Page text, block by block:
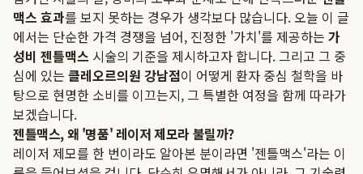
맥스 효과를 보지 못하는 경우가 생각보다 많습니다. 오늘 이 글
에서는 단순한 가격 경쟁을 넘어, 진정한 '가치'를 제공하는 가
성비 젠틀맥스 시술의 기준을 제시하고자 합니다. 그리고 그 중
심에 있는 클레오르의원 강남점이 어떻게 환자 중심 철학을 바
탕으로 현명한 소비를 이끄는지, 그 특별한 여정을 함께 따라가
보겠습니다.
젠틀맥스, 왜 '명품' 레이저 제모라 불릴까?
레이저 제모를 한 번이라도 알아본 분이라면 '젠틀맥스'라는 이